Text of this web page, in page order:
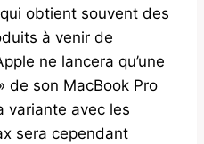
qui obtient souvent des
à venir de
ne lancera qu’une
de son MacBook Pro
variante avec les
sera cependant